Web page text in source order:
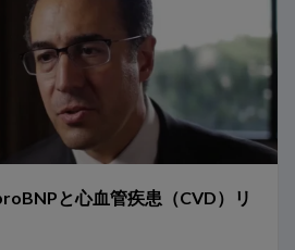
と心血管疾患（CVD）リ